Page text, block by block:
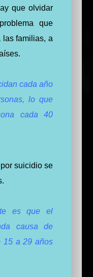
que olvidar
que
las familias, a
cada año
lo que
cada 40
suicidio se
es que el
causa de
15 a 29 años